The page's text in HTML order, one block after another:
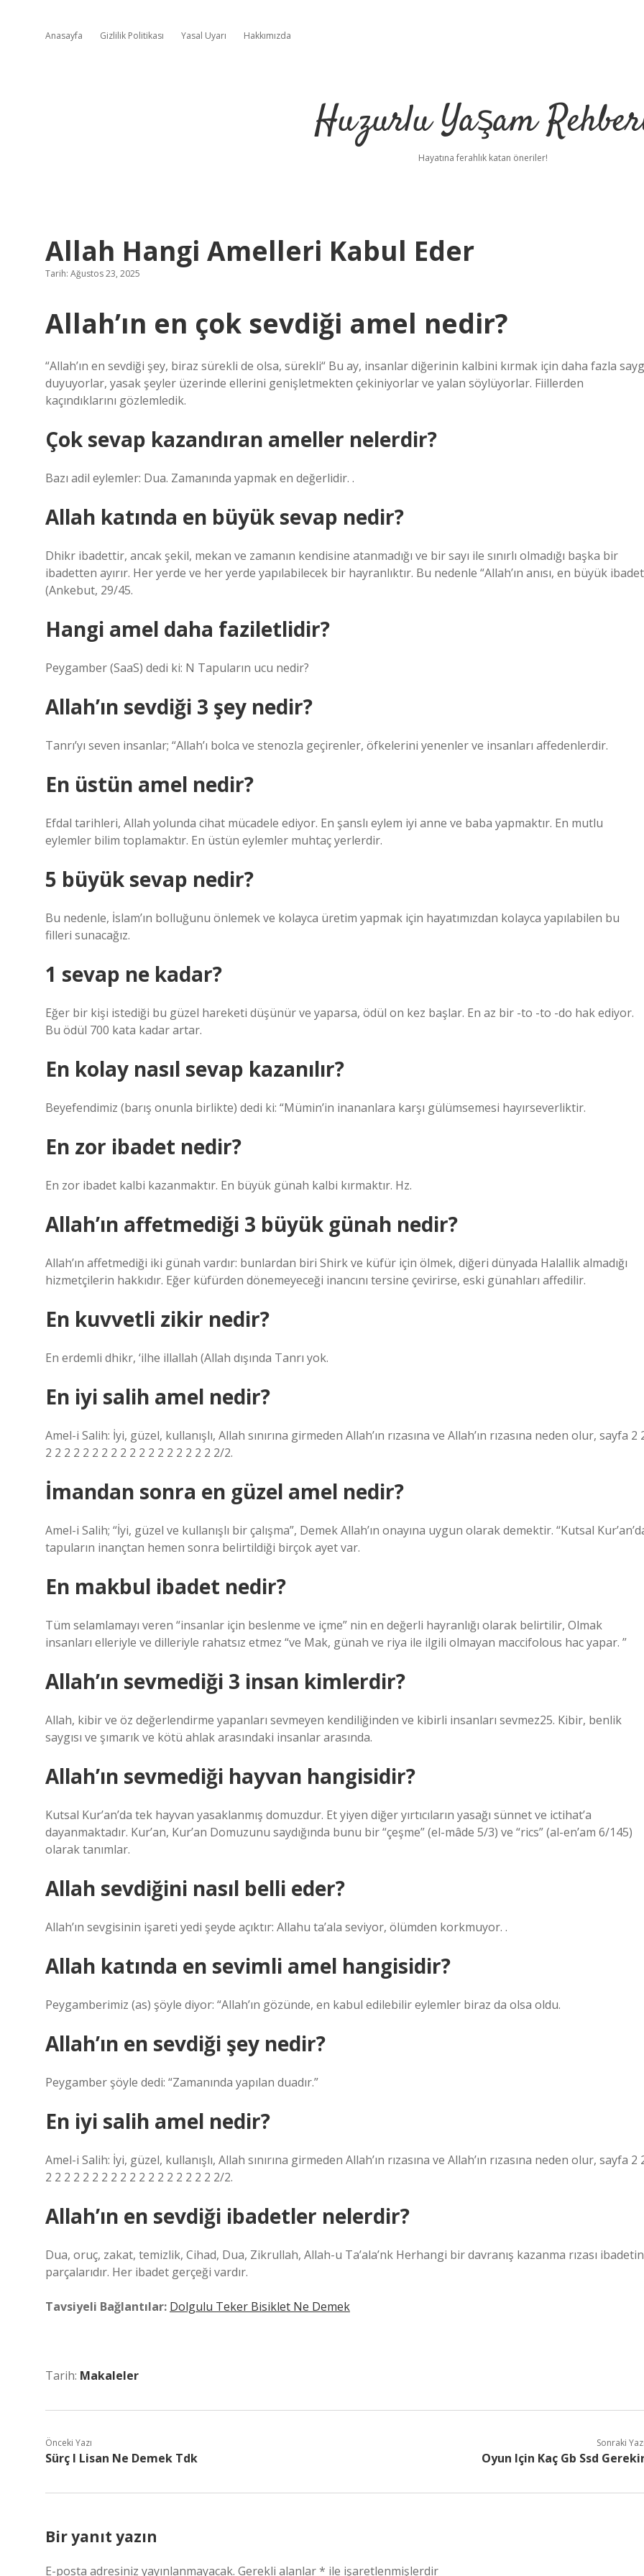
Anasayfa Gizlilik Politikası Yasal Uyarı Hakkımızda
Huzurlu Yaşam
Hayatına ferahlık katan öneriler!
Allah Hangi Amelleri Kabul Eder
Tarih: Ağustos 23, 2025
Allah’ın en çok sevdiği amel nedir?
“Allah’ın en sevdiği şey, biraz sürekli de olsa, sürekli“ Bu ay, insanlar diğerinin kalbini kırmak için daha fazla
duyuyorlar, yasak şeyler üzerinde ellerini genişletmekten çekiniyorlar ve yalan söylüyorlar. Fiillerden
kaçındıklarını gözlemledik.
Çok sevap kazandıran ameller nelerdir?
Bazı adil eylemler: Dua. Zamanında yapmak en değerlidir. .
Allah katında en büyük sevap nedir?
Dhikr ibadettir, ancak şekil, mekan ve zamanın kendisine atanmadığı ve bir sayı ile sınırlı olmadığı başka bir
ibadetten ayırır. Her yerde ve her yerde yapılabilecek bir hayranlıktır. Bu nedenle “Allah’ın anısı, en büyük
(Ankebut, 29/45.
Hangi amel daha faziletlidir?
Peygamber (SaaS) dedi ki: N Tapuların ucu nedir?
Allah’ın sevdiği 3 şey nedir?
Tanrı’yı seven insanlar; “Allah’ı bolca ve stenozla geçirenler, öfkelerini yenenler ve insanları affedenlerdir.
En üstün amel nedir?
Efdal tarihleri, Allah yolunda cihat mücadele ediyor. En şanslı eylem iyi anne ve baba yapmaktır. En mutlu
eylemler bilim toplamaktır. En üstün eylemler muhtaç yerlerdir.
5 büyük sevap nedir?
Bu nedenle, İslam’ın bolluğunu önlemek ve kolayca üretim yapmak için hayatımızdan kolayca yapılabilen bu
filleri sunacağız.
1 sevap ne kadar?
Eğer bir kişi istediği bu güzel hareketi düşünür ve yaparsa, ödül on kez başlar. En az bir -to -to -do hak ediyor.
Bu ödül 700 kata kadar artar.
En kolay nasıl sevap kazanılır?
Beyefendimiz (barış onunla birlikte) dedi ki: “Mümin’in inananlara karşı gülümsemesi hayırseverliktir.
En zor ibadet nedir?
En zor ibadet kalbi kazanmaktır. En büyük günah kalbi kırmaktır. Hz.
Allah’ın affetmediği 3 büyük günah nedir?
Allah’ın affetmediği iki günah vardır: bunlardan biri Shirk ve küfür için ölmek, diğeri dünyada Halallik almadığı
hizmetçilerin hakkıdır. Eğer küfürden dönemeyeceği inancını tersine çevirirse, eski günahları affedilir.
En kuvvetli zikir nedir?
En erdemli dhikr, ‘ilhe illallah (Allah dışında Tanrı yok.
En iyi salih amel nedir?
Amel-i Salih: İyi, güzel, kullanışlı, Allah sınırına girmeden Allah’ın rızasına ve Allah’ın rızasına neden olur, sayfa 2
2 2 2 2 2 2 2 2 2 2 2 2 2 2 2 2 2 2 2/2.
İmandan sonra en güzel amel nedir?
Amel-i Salih; “İyi, güzel ve kullanışlı bir çalışma”, Demek Allah’ın onayına uygun olarak demektir. “Kutsal
tapuların inançtan hemen sonra belirtildiği birçok ayet var.
En makbul ibadet nedir?
Tüm selamlamayı veren “insanlar için beslenme ve içme” nin en değerli hayranlığı olarak belirtilir, Olmak
insanları elleriyle ve dilleriyle rahatsız etmez “ve Mak, günah ve riya ile ilgili olmayan maccifolous hac yapar. ”
Allah’ın sevmediği 3 insan kimlerdir?
Allah, kibir ve öz değerlendirme yapanları sevmeyen kendiliğinden ve kibirli insanları sevmez25. Kibir, benlik
saygısı ve şımarık ve kötü ahlak arasındaki insanlar arasında.
Allah’ın sevmediği hayvan hangisidir?
Kutsal Kur’an’da tek hayvan yasaklanmış domuzdur. Et yiyen diğer yırtıcıların yasağı sünnet ve ictihat’a
dayanmaktadır. Kur’an, Kur’an Domuzunu saydığında bunu bir “çeşme” (el-mâde 5/3) ve “rics” (al-en’am 6/145)
olarak tanımlar.
Allah sevdiğini nasıl belli eder?
Allah’ın sevgisinin işareti yedi şeyde açıktır: Allahu ta’ala seviyor, ölümden korkmuyor. .
Allah katında en sevimli amel hangisidir?
Peygamberimiz (as) şöyle diyor: “Allah’ın gözünde, en kabul edilebilir eylemler biraz da olsa oldu.
Allah’ın en sevdiği şey nedir?
Peygamber şöyle dedi: “Zamanında yapılan duadır.”
En iyi salih amel nedir?
Amel-i Salih: İyi, güzel, kullanışlı, Allah sınırına girmeden Allah’ın rızasına ve Allah’ın rızasına neden olur, sayfa 2
2 2 2 2 2 2 2 2 2 2 2 2 2 2 2 2 2 2 2/2.
Allah’ın en sevdiği ibadetler nelerdir?
Dua, oruç, zakat, temizlik, Cihad, Dua, Zikrullah, Allah-u Ta’ala’nk Herhangi bir davranış kazanma rızası ibadetin
parçalarıdır. Her ibadet gerçeği vardır.
Tavsiyeli Bağlantılar: Dolgulu Teker Bisiklet Ne Demek
Tarih: Makaleler
Önceki Yazı
Sürç I Lisan Ne Demek Tdk
Sonraki
Oyun Için Kaç Gb Ssd
Bir yanıt yazın
E-posta adresiniz yayınlanmayacak. Gerekli alanlar* ile işaretlenmişlerdir